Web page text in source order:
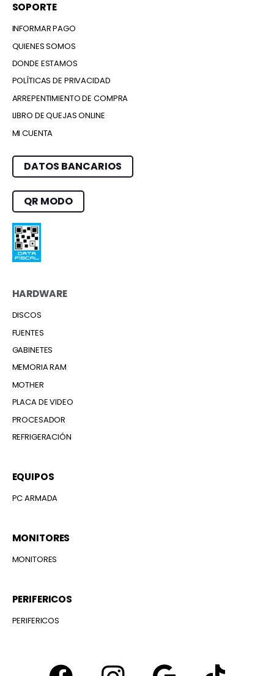
SOPORTE
INFORMAR PAGO
QUIENES SOMOS
DONDE ESTAMOS
POLÍTICAS DE PRIVACIDAD
ARREPENTIMIENTO DE COMPRA
LIBRO DE QUEJAS ONLINE
MI CUENTA
DATOS BANCARIOS
QR MODO
HARDWARE
DISCOS
FUENTES
GABINETES
MEMORIA RAM
MOTHER
PLACA DE VIDEO
PROCESADOR
REFRIGERACIÓN
EQUIPOS
PC ARMADA
MONITORES
MONITORES
PERIFERICOS
PERIFERICOS